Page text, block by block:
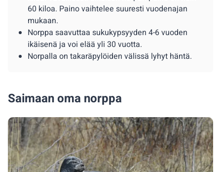
60 kiloa. Paino vaihtelee suuresti vuodenajan
mukaan.
Norppa saavuttaa sukukypsyyden 4-6 vuoden
ikäisenä ja voi elää yli 30 vuotta.
Norpalla on takaräpylöiden välissä lyhyt häntä.
Saimaan oma norppa